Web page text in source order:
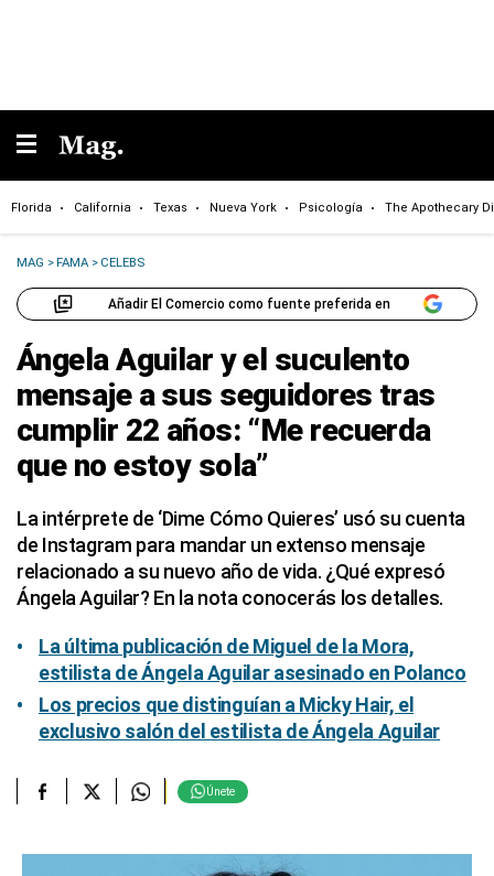
Florida California Texas Nueva York Psicología The Apothecary
MAG >FAMA > CELEBS
Añadir El Comercio como fuente preferida en
Ángela Aguilar y el suculento
mensaje a sus seguidores tras
cumplir 22 años: “Me recuerda
que no estoy sola”
La intérprete de ‘Dime Cómo Quieres’ usó su cuenta
de Instagram para mandar un extenso mensaje
relacionado a su nuevo año de vida. ¿Qué expresó
Ángela Aguilar? En la nota conocerás los detalles.
La última publicación de Miguel de la Mora,
estilista de Ángela Aguilar asesinado en Polanco
Los precios que distinguían a Micky Hair, el
exclusivo salón del estilista de Ángela Aguilar
Únete